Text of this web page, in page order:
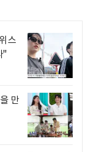
스
"
만